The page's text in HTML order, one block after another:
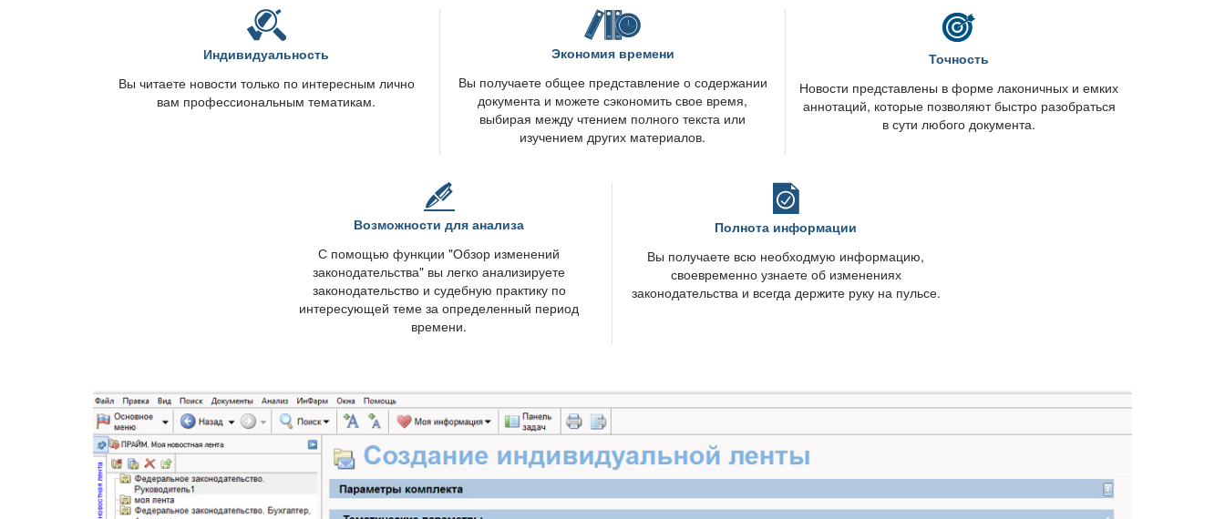
Индивидуальность
ы читаете новости только по интересным лично
ам профессиональным тематикам.
Экономия времени
ы получаете общее представление о содержании
документа и можете сэкономить свое время,
ыбирая между чтением полного текста или
изучением других материалов.
Точность
Новости представлены в форме лаконичных и емких
аннотаций, которые позволяют быстро разобраться
сути любого документа.
озможности для анализа
С помощью функции "Обзор изменений
законодательства" вы легко анализируете
законодательство и судебную практику по
интересующей теме за определенный период
ремени.
Полнота информации
ы получаете всю необходмую информацию,
своевременно узнаете об изменениях
законодательства и всегда держите руку на пульсе.